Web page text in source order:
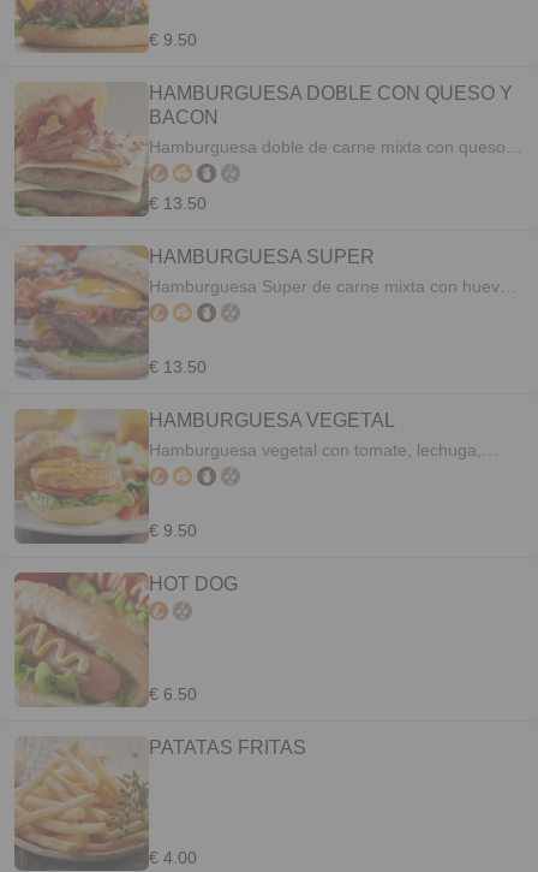
€ 9.50
HAMBURGUESA DOBLE CON QUESO Y
BACON
Hamburguesa doble de carne mixta con queso,
bacon, lechuga, tomate, cebolla, alioli ó
mahonesa.
€ 13.50
HAMBURGUESA SUPER
Hamburguesa Super de carne mixta con huevo,
queso, bacon, lechuga, tomate, cebolla, alioli ó
€ 13.50
HAMBURGUESA VEGETAL
Hamburguesa vegetal con tomate, lechuga,
cebolla, mahonesa o alioli.
€ 9.50
HOT DOG
€ 6.50
PATATAS FRITAS
€ 4.00